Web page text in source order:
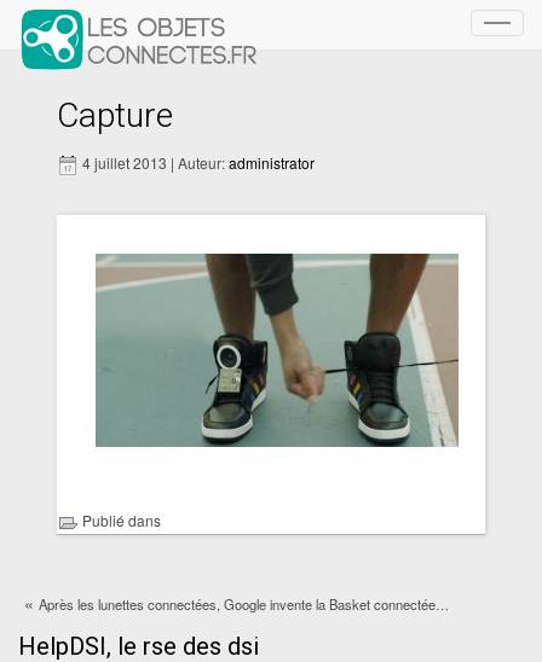
Capture
4 juillet 2013 | Auteur:administrator
Publié dans
« Après les lunettes connectées, Google invente la Basket connectée…
HelpDSI, le rse des dsi